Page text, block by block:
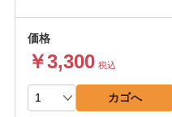
￥3,300 税込
カゴへ